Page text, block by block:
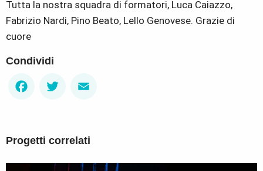
Tutta la nostra squadra di formatori, Luca Caiazzo,
Fabrizio Nardi, Pino Beato, Lello Genovese. Grazie di
cuore
Condividi
FacebookTwitter
Progetti correlati